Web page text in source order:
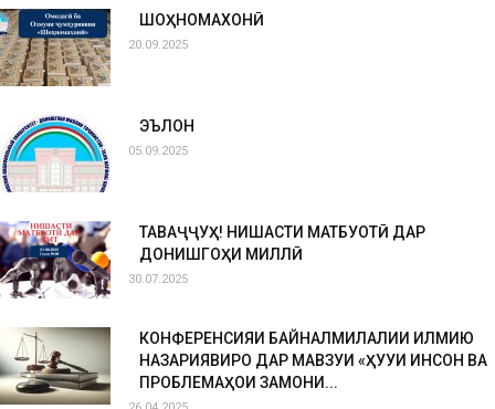
ШОҲНОМАХОНӢ
20.09.2025
ЭЪЛОН
05.09.2025
ТАВАҶҶУҲ! НИШАСТИ МАТБУОТӢ ДАР
ДОНИШГОҲИ МИЛЛӢ
30.07.2025
КОНФЕРЕНСИЯИ БАЙНАЛМИЛАЛИИ ИЛМИЮ
НАЗАРИЯВИРО ДАР МАВЗУИ «ҲУҚУҚИ ИНСОН ВА
ПРОБЛЕМАҲОИ ЗАМОНИ...